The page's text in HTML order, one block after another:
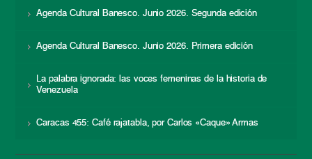
Agenda Cultural Banesco. Junio 2026. Segunda edición
Agenda Cultural Banesco. Junio 2026. Primera edición
La palabra ignorada: las voces femeninas de la historia de
Venezuela
Caracas 455: Café rajatabla, por Carlos «Caque» Armas